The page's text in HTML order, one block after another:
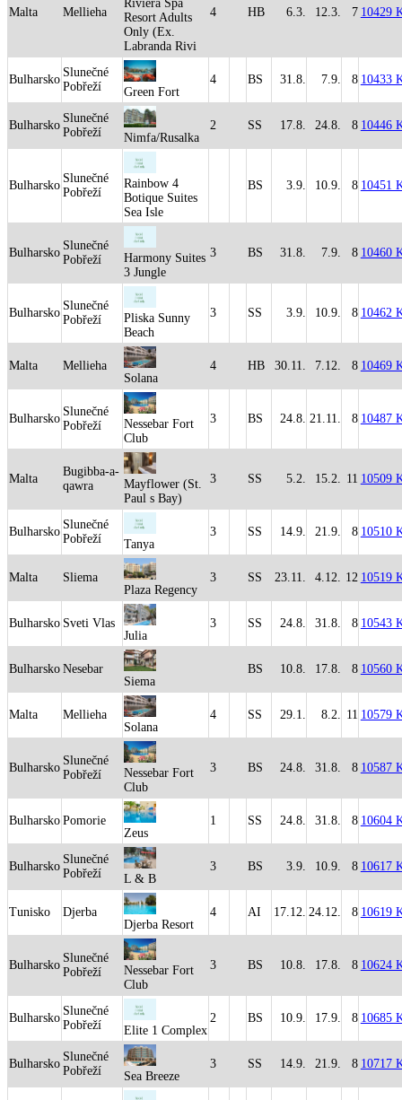
Malta Mellieha
Riviera Spa
Resort Adults
Only (Ex.
Labranda Rivi
4 HB 6.3. 12.3. 7 10429
Bulharsko
Slunečné
Pobřeží
Green Fort
4 BS 31.8. 7.9. 8 10433
Bulharsko
Slunečné
Pobřeží
Nimfa/Rusalka
2 SS 17.8. 24.8. 8 10446
Bulharsko
Slunečné
Pobřeží
Rainbow 4
Botique Suites
Sea Isle
BS 3.9. 10.9. 8 10451
Bulharsko
Slunečné
Pobřeží
Harmony Suites
3 Jungle
3 BS 31.8. 7.9. 8 10460
Bulharsko
Slunečné
Pobřeží
Pliska Sunny
Beach
3 SS 3.9. 10.9. 8 10462
Malta
Mellieha
Solana
4 HB 30.11. 7.12. 8 10469
Bulharsko
Slunečné
Pobřeží
Nessebar Fort
Club
3 BS 24.8. 21.11. 8 10487
Malta
Bugibba-a-
qawra
Mayflower (St.
Paul s Bay)
3 SS 5.2. 15.2. 11 10509
Bulharsko
Slunečné
Pobřeží
Tanya
3 SS 14.9. 21.9. 8 10510
Malta
Sliema
Plaza Regency
3 SS 23.11. 4.12. 12 10519
Bulharsko Sveti Vlas
Julia
3 SS 24.8. 31.8. 8 10543
Bulharsko Nesebar
Siema
BS 10.8. 17.8. 8 10560
Malta
Mellieha
Solana
4 SS 29.1. 8.2. 11 10579
Bulharsko
Slunečné
Pobřeží
Nessebar Fort
Club
3 BS 24.8. 31.8. 8 10587
Bulharsko Pomorie
Zeus
1 SS 24.8. 31.8. 8 10604
Bulharsko
Slunečné
Pobřeží
L & B
3 BS 3.9. 10.9. 8 10617
Tunisko
Djerba
Djerba Resort
4 AI 17.12. 24.12. 8 10619
Bulharsko
Slunečné
Pobřeží
Nessebar Fort
Club
3 BS 10.8. 17.8. 8 10624
Bulharsko
Slunečné
Pobřeží
Elite 1 Complex
2 BS 10.9. 17.9. 8 10685
Bulharsko
Slunečné
Pobřeží
Sea Breeze
3 SS 14.9. 21.9. 8 10717